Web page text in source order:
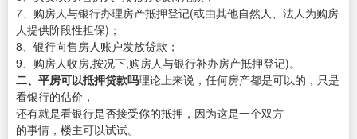
7、购房人与银行办理房产抵押登记(或由其他自然人、法人为购房
人提供阶段性担保)；
8、银行向售房人账户发放贷款；
9、购房人收房,按况下,购房人与银行补办房产抵押登记)。
二、平房可以抵押贷款吗理论上来说，任何房产都是可以的，只是
看银行的估价，
还有就是看银行是否接受你的抵押，因为这是一个双方
的事情，楼主可以试试。